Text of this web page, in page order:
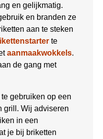
en gelijkmatig.
en branden ze
aan te steken
te
aanmaakwokkels.
de gang met
gebruiken op een
grill. Wij adviseren
in een
je bij briketten